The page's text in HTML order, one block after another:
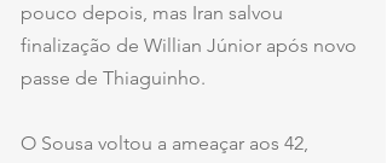
pouco depois, mas Iran salvou
finalização de Willian Júnior após novo
passe de Thiaguinho.
O Sousa voltou a ameaçar aos 42,